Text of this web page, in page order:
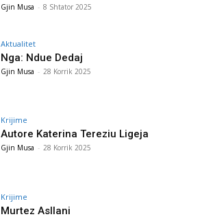
Gjin Musa - 8 Shtator 2025
Aktualitet
Nga: Ndue Dedaj
Gjin Musa - 28 Korrik 2025
Krijime
Autore Katerina Tereziu Ligeja
Gjin Musa - 28 Korrik 2025
Krijime
Murtez Asllani